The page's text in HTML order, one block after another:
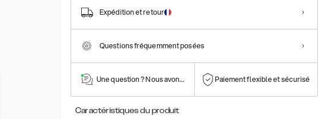
Expédition et retour
Questions fréquemment posées
Une question ? Nous avons la réponse !Paiement flexible et sécurisé
Caractéristiques du produit